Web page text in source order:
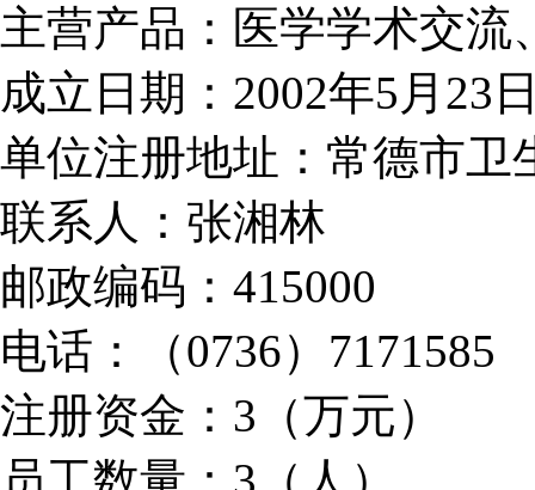
主营产品：医学学术交
成立日期：2002年5月23
单位注册地址：常德市卫
联系人：张湘林
邮政编码：415000
电话：（0736）7171585
注册资金：3（万元）
员工数量：3（人）